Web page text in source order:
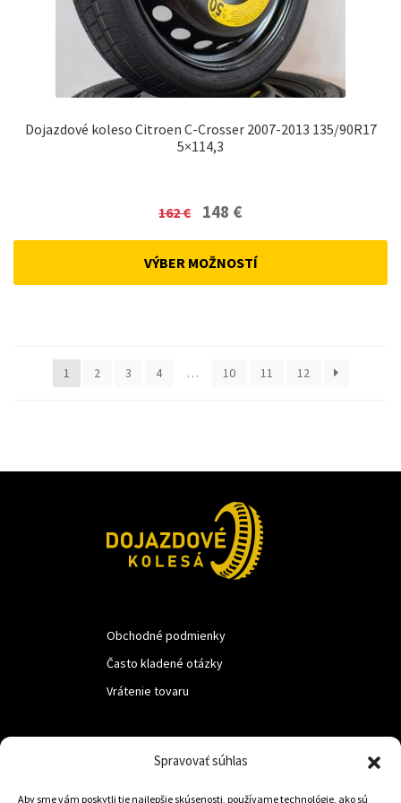
Spravovať súhlas
Aby sme vám poskytli tie najlepšie skúsenosti, používame technológie, ako sú
Dojazdové koleso Citroen C-Crosser 2007-2013 135/90R17
5×114,3
162€
Original
was:
148 €Current
VÝBER MOŽNOSTÍ
1 2 3 4 … 10 11 12
Obchodné podmienky
Často kladené otázky
Vrátenie tovaru